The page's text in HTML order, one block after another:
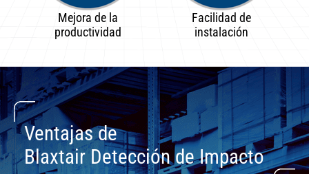
Mejora de la
productividad
Facilidad de
instalación
Ventajas de
Blaxtair Detección de Impacto